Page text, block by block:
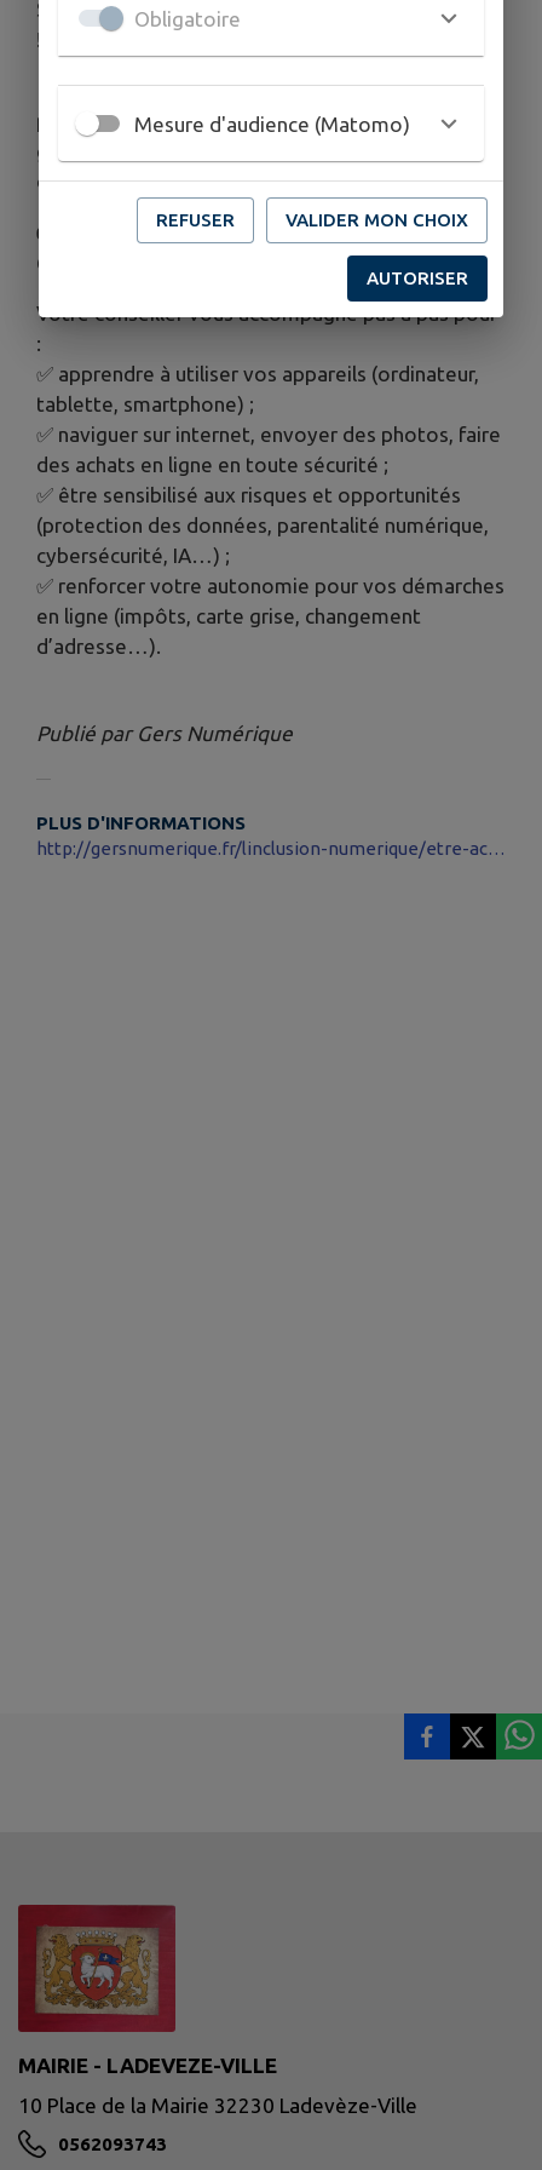
Se sentir à l’aise avec le numérique, c’est possible
!
📍 Le conseiller Gers Numérique se déplace au
plus près de chez vous pour vous accompagner
gratuitement et individuellement sous forme
d'atelier.
👉 Prenez rendez-vous dès à présent au 05 62
69 75 43
Votre conseiller vous accompagne pas à pas pour
:
✅ apprendre à utiliser vos appareils (ordinateur,
tablette, smartphone) ;
✅ naviguer sur internet, envoyer des photos, faire
des achats en ligne en toute sécurité ;
✅ être sensibilisé aux risques et opportunités
(protection des données, parentalité numérique,
cybersécurité, IA…) ;
✅ renforcer votre autonomie pour vos démarches
en ligne (impôts, carte grise, changement
d’adresse…).
Publié par Gers Numérique
PLUS D'INFORMATIONS
http://gersnumerique.fr/linclusion-numerique/etre-accompagne-par-un-conseiller-gers-numerique/
MAIRIE - LADEVEZE-VILLE
10 Place de la Mairie 32230 Ladevèze-Ville
0562093743
Obligatoire
Mesure d'audience (Matomo)
REFUSER VALIDER MON CHOIX
AUTORISER